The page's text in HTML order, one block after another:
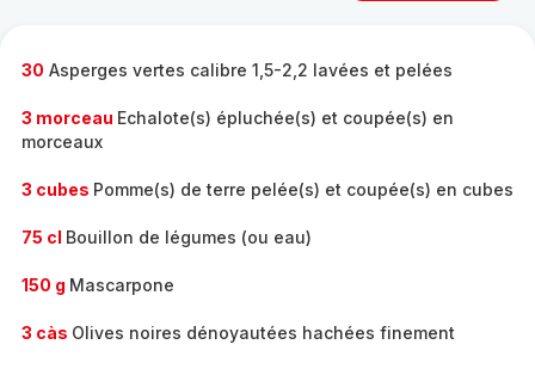
30 Asperges vertes calibre 1,5-2,2 lavées et pelées
3 morceau Echalote(s) épluchée(s) et coupée(s) en
morceaux
3 cubes Pomme(s) de terre pelée(s) et coupée(s) en cubes
75 cl Bouillon de légumes (ou eau)
150 g Mascarpone
3 càs Olives noires dénoyautées hachées finement